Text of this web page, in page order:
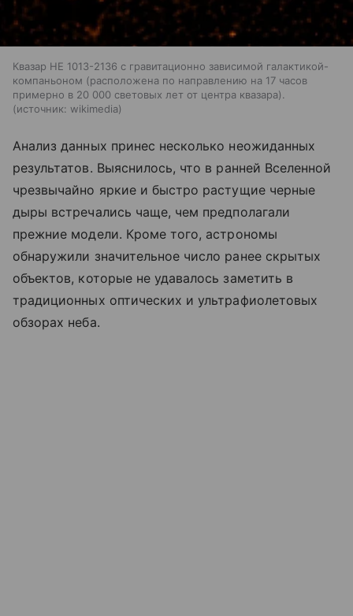
Квазар HE 1013-2136 с гравитационно зависимой галактикой-
компаньоном (расположена по направлению на 17 часов
примерно в 20 000 световых лет от центра квазара).
источник: wikimedia
Анализ данных принес несколько неожиданных
результатов. Выяснилось, что в ранней Вселенной
чрезвычайно яркие и быстро растущие черные
дыры встречались чаще, чем предполагали
прежние модели. Кроме того, астрономы
обнаружили значительное число ранее скрытых
объектов, которые не удавалось заметить в
традиционных оптических и ультрафиолетовых
обзорах неба.